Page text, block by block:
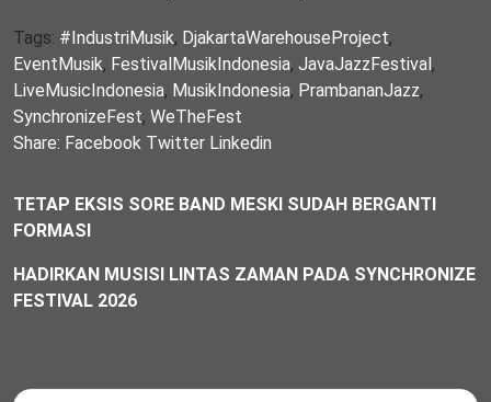
Tags: #IndustriMusik, DjakartaWarehouseProject,
EventMusik, FestivalMusikIndonesia, JavaJazzFestival,
LiveMusicIndonesia, MusikIndonesia, PrambananJazz,
SynchronizeFest, WeTheFest
Share: Facebook Twitter Linkedin
TETAP EKSIS SORE BAND MESKI SUDAH BERGANTI
FORMASI
HADIRKAN MUSISI LINTAS ZAMAN PADA SYNCHRONIZE
FESTIVAL 2026